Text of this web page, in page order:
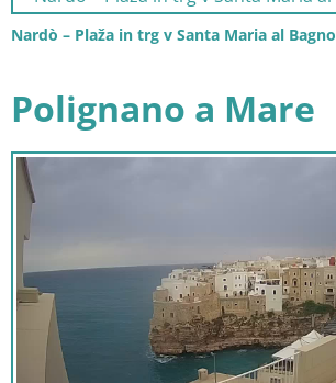
Nardò – Plaža in trg v Santa Maria al Bagno
Polignano a Mare